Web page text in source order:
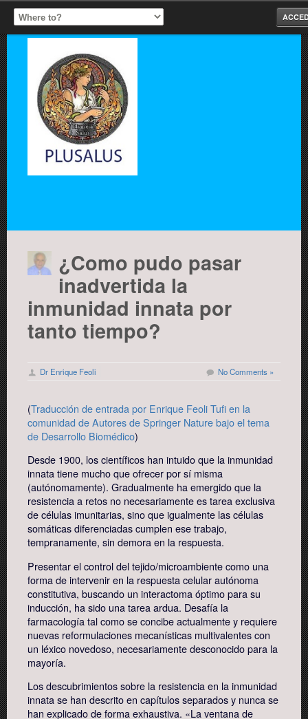
¿Como pudo pasar
inadvertida la
inmunidad innata por
tanto tiempo?
Dr Enrique Feoli No Comments »
(Traducción de entrada por Enrique Feoli Tufi en la
comunidad de Autores de Springer Nature bajo el tema
de Desarrollo Biomédico)
Desde 1900, los científicos han intuido que la inmunidad
innata tiene mucho que ofrecer por sí misma
(autónomamente). Gradualmente ha emergido que la
resistencia a retos no necesariamente es tarea exclusiva
de células imunitarias, sino que igualmente las células
somáticas diferenciadas cumplen ese trabajo,
tempranamente, sin demora en la respuesta.
Presentar el control del tejido/microambiente como una
forma de intervenir en la respuesta celular autónoma
constitutiva, buscando un interactoma óptimo para su
inducción, ha sido una tarea ardua. Desafía la
farmacología tal como se concibe actualmente y requiere
nuevas reformulaciones mecanísticas multivalentes con
un léxico novedoso, necesariamente desconocido para la
mayoría.
Los descubrimientos sobre la resistencia en la inmunidad
innata se han descrito en capítulos separados y nunca se
han explicado de forma exhaustiva. «La ventana de